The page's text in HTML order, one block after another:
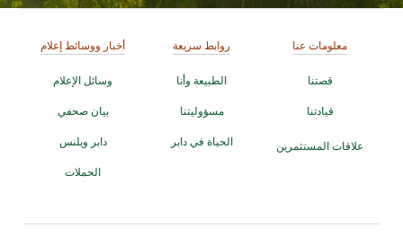
معلومات عنا
قصتنا
قيادتنا
علاقات المستثمرين
روابط سريعة
الطبيعة وأنا
مسؤوليتنا
الحياة في دابر
أخبار ووسائط إعلام
وسائل الإعلام
بيان صحفي
دابر ويلنس
الحملات